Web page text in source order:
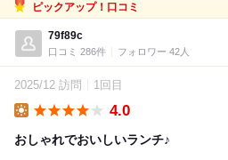
ピックアップ！口コミ
79f89c
口コミ 286件 フォロワー 42人
2025/12 訪問 1回目
4.0
おしゃれでおいしいランチ♪